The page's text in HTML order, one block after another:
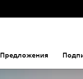
Предложения